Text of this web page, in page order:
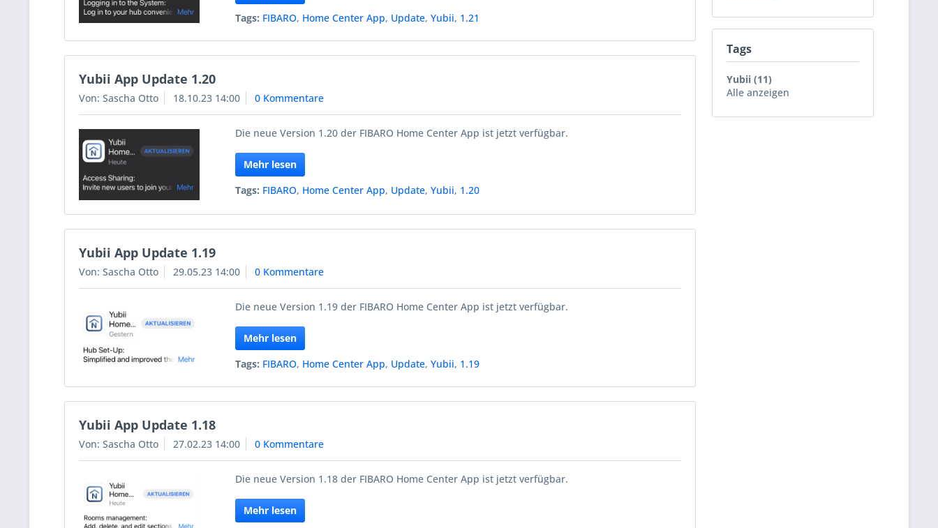
Tags
Yubii (11)
Alle anzeigen
Tags: FIBARO, Home Center App, Update,Yubii, 1.21
Yubii App Update 1.20
Von: Sascha Otto 18.10.23 14:00 0 Kommentare
Die neue Version 1.20 der FIBARO Home Center App ist jetzt verfügbar.
Mehr lesen
Tags: FIBARO, Home Center App, Update,Yubii, 1.20
Yubii App Update 1.19
Von: Sascha Otto 29.05.23 14:00 0 Kommentare
Die neue Version 1.19 der FIBARO Home Center App ist jetzt verfügbar.
Mehr lesen
Tags: FIBARO, Home Center App, Update,Yubii, 1.19
Yubii App Update 1.18
Von: Sascha Otto 27.02.23 14:00 0 Kommentare
Die neue Version 1.18 der FIBARO Home Center App ist jetzt verfügbar.
Mehr lesen